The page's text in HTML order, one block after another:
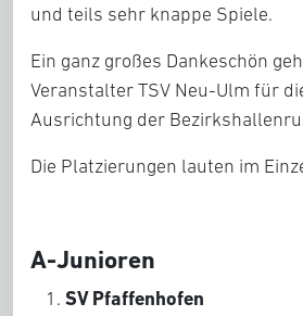
und teils sehr knappe Spiele.
Ein ganz großes Dankeschön
Veranstalter TSV Neu-Ulm für
Ausrichtung der
Die Platzierungen lauten im
A-Junioren
SV Pfaffenhofen